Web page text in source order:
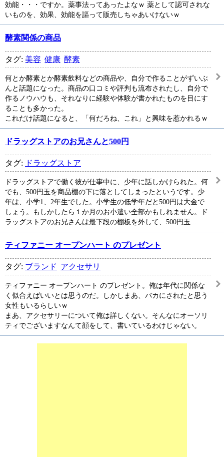
効能・・・ですか。薬事法ってあったよなｗ 薬として認可されな
いものを、効果、効能を謳って販売しちゃあいけないｗ
酵素関係の商品
タグ: 美容 健康 酵素
何とか酵素とか酵素飲料などの商品や、自分で作ることがずいぶ
んと話題になった。商品の口コミや評判も流布されたし、自分で
作るノウハウも、それなりに経験や体験が書かれたものを目にす
ることも多かった。
これだけ話題になると、「何だろね、これ」と興味を惹かれるｗ
ドラッグストアのお兄さんと500円
タグ: ドラッグストア
ドラッグストアで働く彼が仕事中に、少年に話しかけられた。何
でも、500円玉を商品棚の下に落としてしまったというです。少
年は、小学1、2年生でした。小学生の低学年だと500円は大金で
しょう。もしかしたら１か月のお小遣い全部かもしれません。ド
ラッグストアのお兄さんは最下段の棚板を外して、500円玉...
ティファニー オープンハート のプレゼント
タグ: ブランド アクセサリ
ティファニー オープンハート のプレゼント。俺は年代に関係な
く似合えばいいとは思うのだ。しかしまあ、バカにされたと思う
女性もいるらしいｗ
まあ、アクセサリーについて俺は詳しくない。そんなにオーソリ
ティでございますなんて顔をして、書いているわけじゃない。